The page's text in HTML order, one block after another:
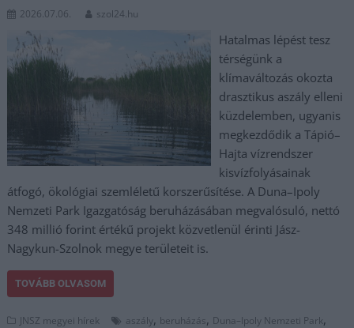
2026.07.06. szol24.hu
Hatalmas lépést tesz
térségünk a
klímaváltozás okozta
drasztikus aszály elleni
küzdelemben, ugyanis
megkezdődik a Tápió–
Hajta vízrendszer
kisvízfolyásainak
átfogó, ökológiai szemléletű korszerűsítése. A Duna–Ipoly
Nemzeti Park Igazgatóság beruházásában megvalósuló, nettó
348 millió forint értékű projekt közvetlenül érinti Jász-
Nagykun-Szolnok megye területeit is.
TOVÁBB OLVASOM
JNSZ megyei hírek aszály, beruházás, Duna–Ipoly Nemzeti Park,